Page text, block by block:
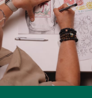
se marie bien avec un
un look
polo et une veste
mesure 1m86 et porte